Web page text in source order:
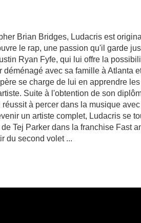
Brian Bridges, Ludacris est
le rap, une passion qu'il garde
Ryan Fyfe, qui lui offre la
déménagé avec sa famille à Atlanta
se charge de lui en apprendre
Suite à l'obtention de son
à percer dans la musique
un artiste complet, Ludacris se
Tej Parker dans la franchise Fast
du second volet ...